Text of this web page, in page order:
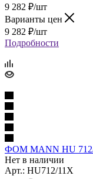
9 282 ₽/шт
Варианты цен
9 282 ₽/шт
Подробности
ФОМ MANN HU 712/
Нет в наличии
Арт.: HU712/11X